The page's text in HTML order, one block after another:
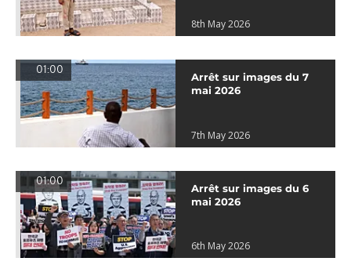
8th May 2026
01:00
Arrêt sur images du 7
mai 2026
7th May 2026
01:00
Arrêt sur images du 6
mai 2026
6th May 2026